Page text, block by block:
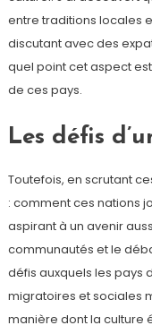
entre traditions locales
discutant avec des
quel point cet aspect
de ces pays.
Les défis
Toutefois, en scrutant
: comment ces nations
aspirant à un avenir
communautés et le
défis auxquels les pays
migratoires et sociales
manière dont la culture